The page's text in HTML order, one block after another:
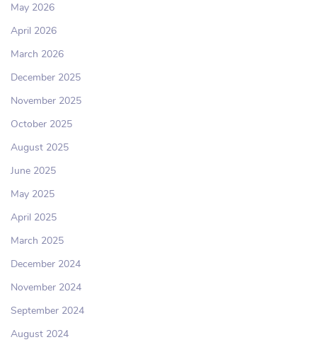
May 2026
April 2026
March 2026
December 2025
November 2025
October 2025
August 2025
June 2025
May 2025
April 2025
March 2025
December 2024
November 2024
September 2024
August 2024